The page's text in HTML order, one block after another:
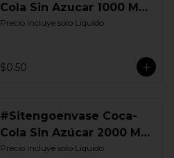
Cola Sin Azucar 1000 ML.
Retornable
Precio incluye solo Liquido
$0.50
#Sitengoenvase Coca-
Cola Sin Azúcar 2000 ML.
Retornable
Precio incluye solo Liquido